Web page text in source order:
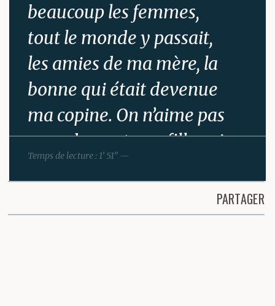
beaucoup les femmes,
tout le monde y passait,
les amies de ma mère, la
bonne qui était devenue
ma copine. On n’aime pas
quand on est une fille voir
son père sauter tout le
Temps de lecture : 1’ 51” —
PARTAGER